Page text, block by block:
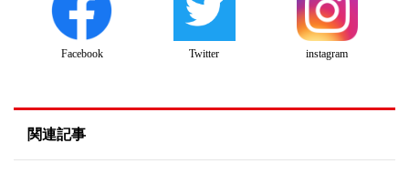
Facebook Twitter instagram
関連記事